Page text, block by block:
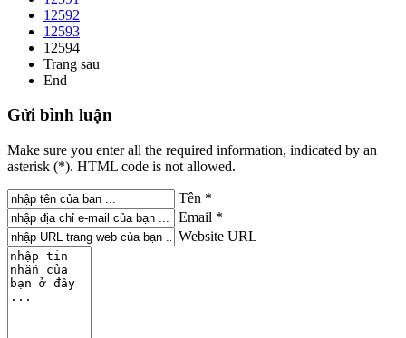
12592
12593
12594
Trang sau
End
Gửi bình luận
Make sure you enter all the required information, indicated by an
asterisk (*). HTML code is not allowed.
Tên *
Email *
Website URL